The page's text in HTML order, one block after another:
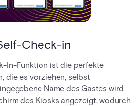
Check-in
In-Funktion ist die perfekte
die es vorziehen, selbst
Name des Gastes wird
des Kiosks angezeigt, wodurch